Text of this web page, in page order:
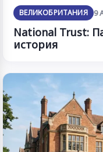
ВЕЛИКОБРИТАНИЯ 9
National Trust:
история